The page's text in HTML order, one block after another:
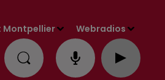
Montpellier Webradios